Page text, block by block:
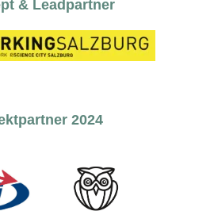
& Leadpartner
2024